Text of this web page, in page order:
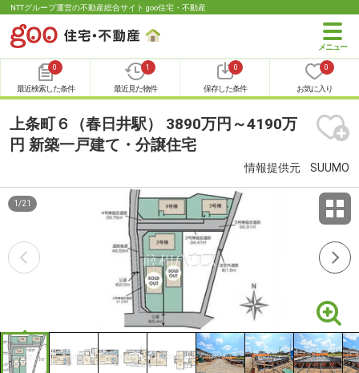
NTTグループ運営の不動産総合サイト goo住宅・不動産
0
最近検索した条件
1
最近見た物件
0
保存した条件
0
お気に入り
上条町６（春日井駅） 3890万円～4190万
円 新築一戸建て・分譲住宅
情報提供元 SUUMO
1 /21